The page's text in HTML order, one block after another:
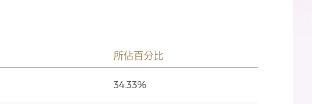
所佔百分比
34.33%